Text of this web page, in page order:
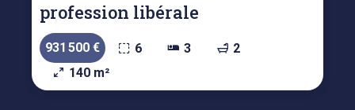
profession libérale
931 500 € 6 3
2
140 m²